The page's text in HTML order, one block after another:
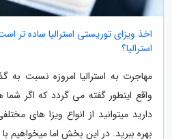
اخذ ویزای توریستی استرالیا ساده تر
استرالیا؟
مهاجرت به استرالیا امروزه نسبت
واقع اینطور گفته می گردد که اگر شما
دارید میتوانید از انواع ویزا های
بهره ببرید. در این بخش اما میخواهیم با